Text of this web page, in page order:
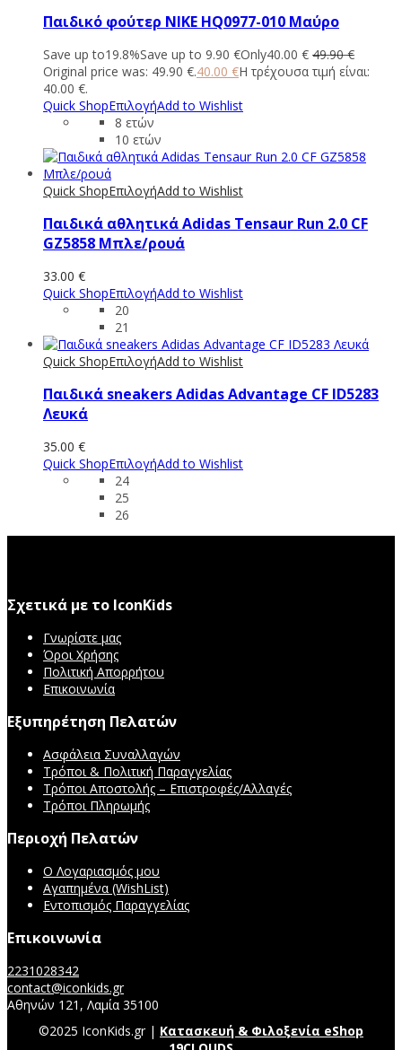
Παιδικό φούτερ NIKE HQ0977-010 Μαύρο
Save up to19.8%Save up to 9.90 €Only40.00 € 49.90€
Original price was: 49.90 €.40.00 €Η τρέχουσα τιμή είναι:
40.00 €.
Quick ShopΕπιλογήAdd to Wishlist
8 ετών
10 ετών
Quick ShopΕπιλογήAdd to Wishlist
Παιδικά αθλητικά Adidas Tensaur Run 2.0 CF
GZ5858 Μπλε/ρουά
33.00 €
Quick ShopΕπιλογήAdd to Wishlist
20
21
Quick ShopΕπιλογήAdd to Wishlist
Παιδικά sneakers Adidas Advantage CF ID5283
Λευκά
35.00 €
Quick ShopΕπιλογήAdd to Wishlist
24
25
26
Σχετικά με το IconKids
Γνωρίστε μας
Όροι Χρήσης
Πολιτική Απορρήτου
Επικοινωνία
Εξυπηρέτηση Πελατών
Ασφάλεια Συναλλαγών
Τρόποι & Πολιτική Παραγγελίας
Τρόποι Αποστολής – Επιστροφές/Αλλαγές
Τρόποι Πληρωμής
Περιοχή Πελατών
Ο Λογαριασμός μου
Αγαπημένα (WishList)
Εντοπισμός Παραγγελίας
Επικοινωνία
2231028342
contact@iconkids.gr
Αθηνών 121, Λαμία 35100
©2025 IconKids.gr | Κατασκευή & Φιλοξενία eShop